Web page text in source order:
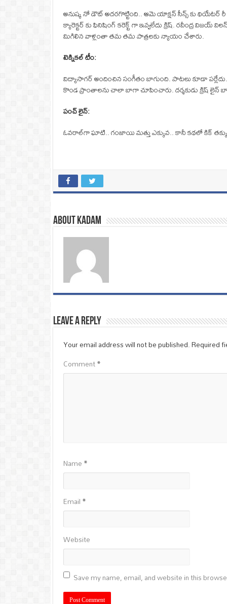
అనుష్క నో డౌట్ అదరగొట్టింది.. ఆమె యాక్షన్ సీన్స్ కు థియేటర్
క్యారెక్టర్ కు ఫినిషింగ్ కరెక్ట్ గా ఇవ్వలేదు క్రిష్. రవీంద్ర
మిగిలిన వాళ్లంతా తమ తమ పాత్రలకు న్యాయం చేశారు.
టెక్నికల్ టీం:
విద్యాసాగర్ అందించిన సంగీతం బాగుంది. పాటలు కూడా
కొండ ప్రాంతాలను చాలా బాగా చూపించారు. దర్శకుడు క్రిష్ లైన్
పంచ్ లైన్:
ఓవరాల్‌గా ఘాటి.. గంజాయి మత్తు ఎక్కువ.. కానీ కథలో కిక్
About Kadam
Leave a Reply
Your email address will not be published.Required
Comment*
Name*
Email*
Website
Save my name, email, and website in this